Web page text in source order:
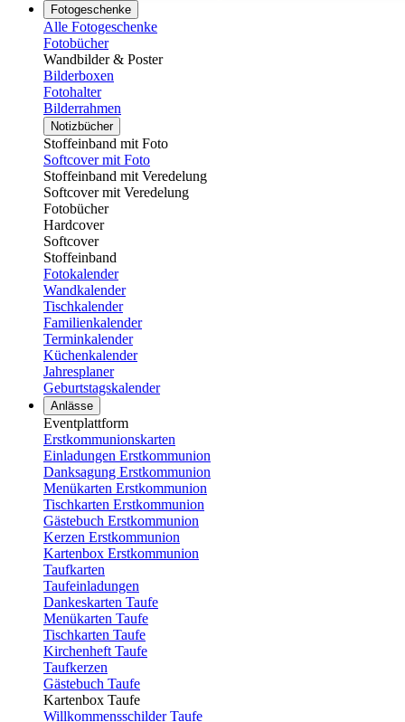
Fotogeschenke
Alle Fotogeschenke
Fotobücher
Wandbilder & Poster
Bilderboxen
Fotohalter
Bilderrahmen
Notizbücher
Stoffeinband mit Foto
Softcover mit Foto
Stoffeinband mit Veredelung
Softcover mit Veredelung
Fotobücher
Hardcover
Softcover
Stoffeinband
Fotokalender
Wandkalender
Tischkalender
Familienkalender
Terminkalender
Küchenkalender
Jahresplaner
Geburtstagskalender
Anlässe
Eventplattform
Erstkommunionskarten
Einladungen Erstkommunion
Danksagung Erstkommunion
Menükarten Erstkommunion
Tischkarten Erstkommunion
Gästebuch Erstkommunion
Kerzen Erstkommunion
Kartenbox Erstkommunion
Taufkarten
Taufeinladungen
Dankeskarten Taufe
Menükarten Taufe
Tischkarten Taufe
Kirchenheft Taufe
Taufkerzen
Gästebuch Taufe
Kartenbox Taufe
Willkommensschilder Taufe